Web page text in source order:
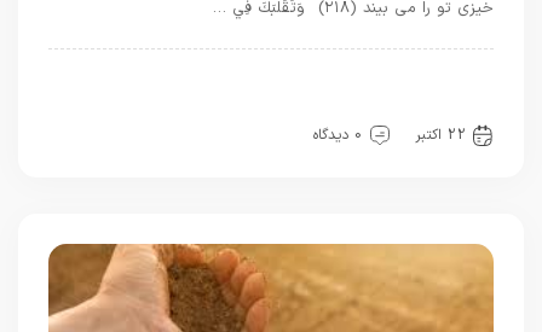
‏خيزى تو را مى ‏بيند (۲۱۸) وَتَقَلُّبَكَ فِي …
22 اکتبر
0 دیدگاه